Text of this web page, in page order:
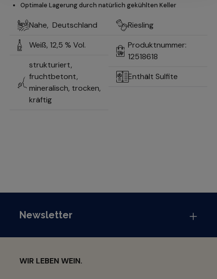
Optimale Lagerung durch natürlich gekühlten Keller
Nahe, Deutschland
Weiß, 12,5 % Vol.
strukturiert,
fruchtbetont,
mineralisch, trocken,
kräftig
Riesling
Produktnummer:
12518618
Enthält Sulfite
Newsletter
WIR LEBEN WEIN.